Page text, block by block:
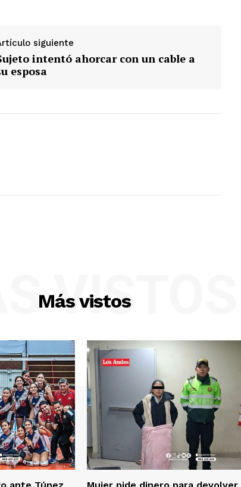
siguiente
intentó ahorcar con un cable a
esposa
Más vistos
VISTOS
ante Túnez
Mujer pide dinero para devolver